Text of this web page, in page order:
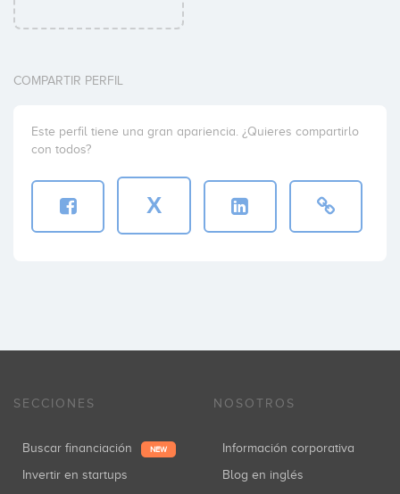
COMPARTIR PERFIL
Este perfil tiene una gran apariencia. ¿Quieres compartirlo
con todos?
X
SECCIONES
Buscar financiación NEW
Invertir en startups
NOSOTROS
Información corporativa
Blog en inglés